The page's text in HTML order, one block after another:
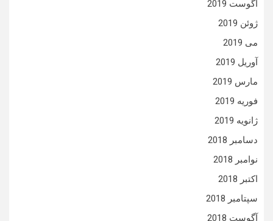
آگوست 2019
ژوئن 2019
می 2019
آوریل 2019
مارس 2019
فوریه 2019
ژانویه 2019
دسامبر 2018
نوامبر 2018
اکتبر 2018
سپتامبر 2018
آگوست 2018